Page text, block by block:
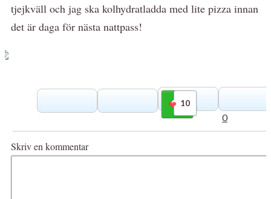
tjejkväll och jag ska kolhydratladda med lite pizza innan
det är daga för nästa nattpass!
10
Gilla
0
Skriv en kommentar